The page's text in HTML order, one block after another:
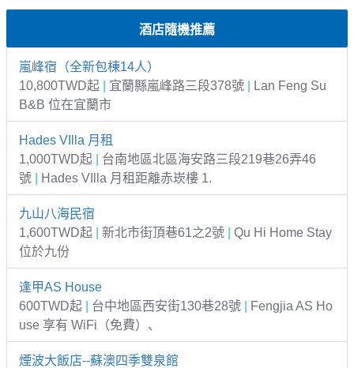
酒店隨機推薦
嵐峰宿（全新包棟14人）
10,800TWD起
宜蘭縣嵐峰路三段378號
Lan Feng Su
B&B 位在宜蘭市
Hades VIlla 月租
1,000TWD起
台南地區北區海安路三段219巷26弄46
號
Hades VIlla 月租距離赤崁樓 1.
九山八海民宿
1,600TWD起
新北市街頂巷61之2號
Qu Hi Home Stay
位於九份
逢甲AS House
600TWD起
台中地區西安街130巷28號
Fengjia AS Ho
use 享有 WiFi（免費）、
煙波大飯店--蘇澳四季雙泉館